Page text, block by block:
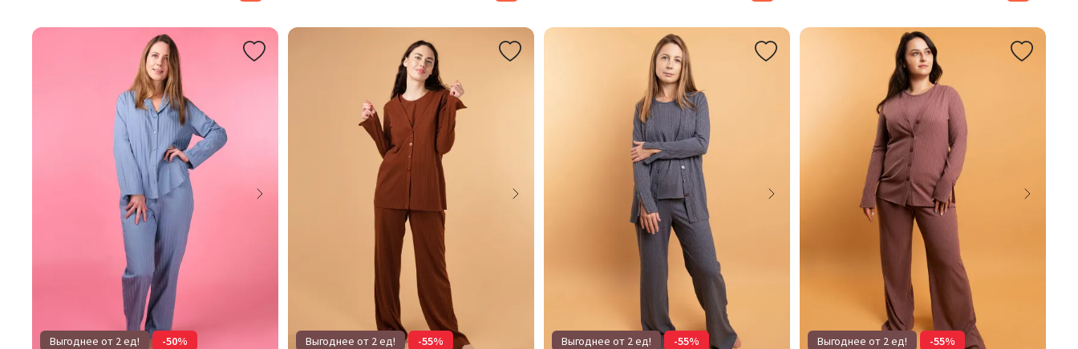
Выгоднее от 2 ед! -50% Выгоднее от 2 ед! -55% Выгоднее от 2 ед! -55% Выгоднее от 2 ед! -55%